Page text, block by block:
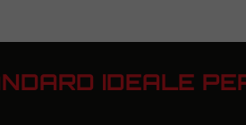
IDEALE